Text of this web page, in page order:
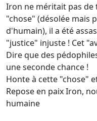
Iron ne méritait pas de
"chose" (désolée mais
d'humain), il a été
"justice" injuste ! Cet
Dire que des
une seconde chance !
Honte à cette "chose"
Repose en paix Iron,
humaine